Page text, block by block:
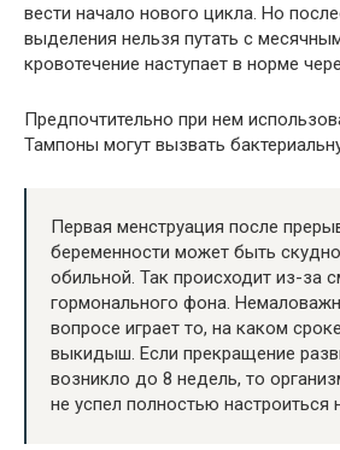
вести начало нового цикла. Но
выделения нельзя путать с
кровотечение наступает в норме
Предпочтительно при нем
Тампоны могут вызвать
Первая менструация после
беременности может быть
обильной. Так происходит из-за
гормонального фона.
вопросе играет то, на каком
выкидыш. Если прекращение
возникло до 8 недель, то
не успел полностью настроиться